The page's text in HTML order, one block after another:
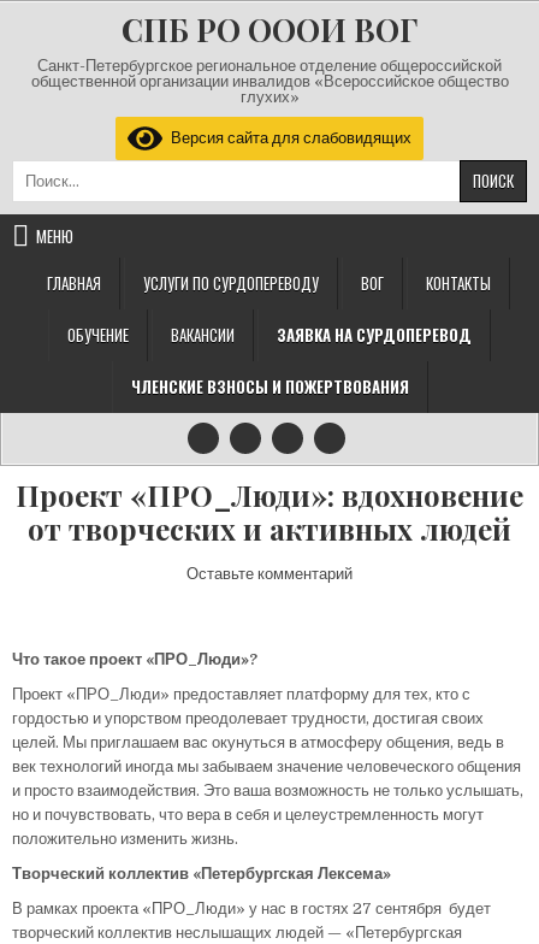
СПБ РО ОООИ ВОГ
Санкт-Петербургское региональное отделение общероссийской
общественной организации инвалидов «Всероссийское общество
глухих»
Версия сайта для слабовидящих
Найти:
МЕНЮ
ГЛАВНАЯ
УСЛУГИ ПО СУРДОПЕРЕВОДУ ВОГ КОНТАКТЫ
ОБУЧЕНИЕ ВАКАНСИИ ЗАЯВКА НА СУРДОПЕРЕВОД
ЧЛЕНСКИЕ ВЗНОСЫ И ПОЖЕРТВОВАНИЯ
Проект «ПРО_Люди»: вдохновение
от творческих и активных людей
Оставьте комментарийна Проект «ПРО_Люди»:
Что такое проект «ПРО_Люди»?
Проект «ПРО_Люди» предоставляет платформу для тех, кто с
гордостью и упорством преодолевает трудности, достигая своих
целей. Мы приглашаем вас окунуться в атмосферу общения, ведь в
век технологий иногда мы забываем значение человеческого общения
и просто взаимодействия. Это ваша возможность не только услышать,
но и почувствовать, что вера в себя и целеустремленность могут
положительно изменить жизнь.
Творческий коллектив «Петербургская Лексема»
В рамках проекта «ПРО_Люди» у нас в гостях 27 сентября будет
творческий коллектив неслышащих людей — «Петербургская